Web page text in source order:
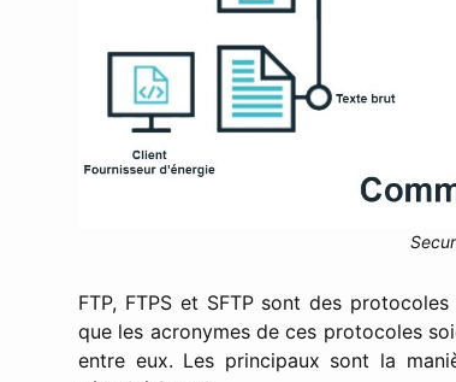
FTP, FTPS et SFTP sont des
que les acronymes de ces protocoles
entre eux. Les principaux sont la